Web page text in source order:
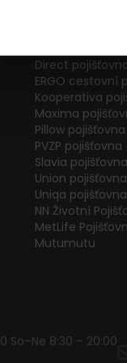
Direct
ERGO cestovní
Kooperativa
Maxima
Pillow pojišťovna
PVZP pojišťovna
Slavia pojišťovna
Union pojišťovna
Uniqa pojišťovna
NN Životní
MetLife
Mutumutu
So–Ne 8:30 – 20:00